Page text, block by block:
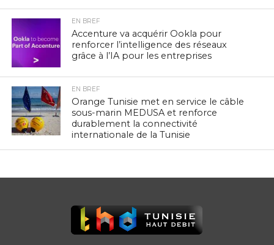
EN BREF
Accenture va acquérir Ookla pour
renforcer l’intelligence des réseaux
grâce à l’IA pour les entreprises
EN BREF
Orange Tunisie met en service le câble
sous-marin MEDUSA et renforce
durablement la connectivité
internationale de la Tunisie